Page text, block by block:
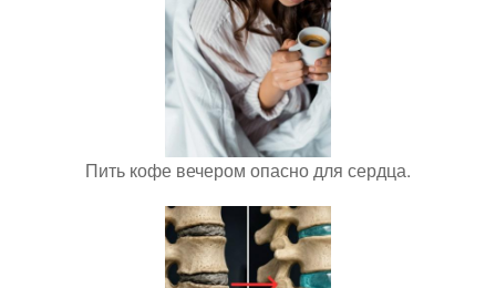
Пить кофе вечером опасно для сердца.